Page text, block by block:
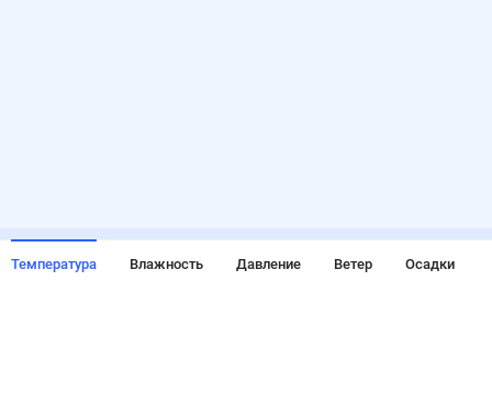
Температура Влажность Давление Ветер Осадки